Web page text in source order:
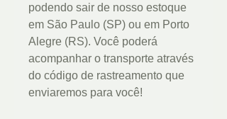
podendo sair de nosso estoque
em São Paulo (SP) ou em Porto
Alegre (RS). Você poderá
acompanhar o transporte através
do código de rastreamento que
enviaremos para você!